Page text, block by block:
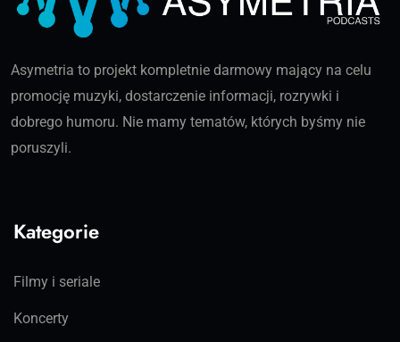
Asymetria to projekt kompletnie darmowy mający na celu
promocję muzyki, dostarczenie informacji, rozrywki i
dobrego humoru. Nie mamy tematów, których byśmy nie
poruszyli.
Kategorie
Filmy i seriale
Koncerty